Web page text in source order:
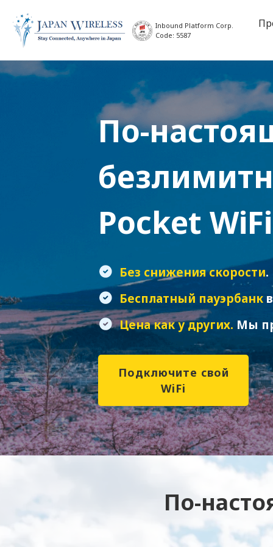
Inbound Platform Corp.
Code: 5587
По-
Pocket WiFi
Без снижения скорости.
Бесплатный пауэрбанк
Цена как у других. Мы
Подключите свой
WiFi
По-